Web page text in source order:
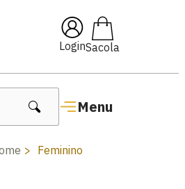
Login
Menu
Femininos
Feminino